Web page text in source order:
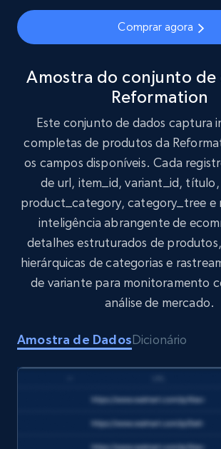
price, Currency, Sold, and more.
181+
Target
URL, Product id, Title, Product
Rating, Reviews count, Initial price,
and more.
eCommerce
176+
Amazon Walmart
URL, Title amazon, Seller name
amazon, Currency amazon,
Comprar agora
Amostra do conjunto de
Reformation
Este conjunto de dados captura
completas de produtos da
os campos disponíveis. Cada
de url, item_id, variant_id,
product_category, category_tree e
inteligência abrangente de
detalhes estruturados de
hierárquicas de categorias e
de variante para monitoramento
análise de mercado.
Amostra de DadosDicionário